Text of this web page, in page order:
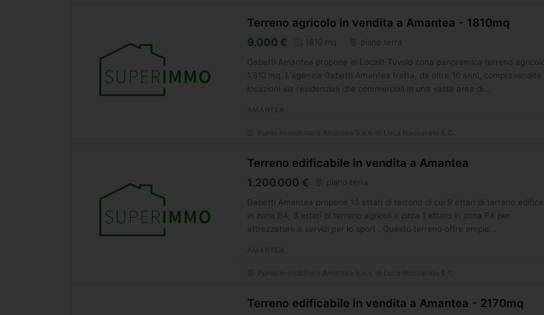
Terreno agricolo in vendita a Amantea - 1810mq
9.000 € 1810 mq piano terra
Gabetti Amantea propone in Localit Tuvolo zona panoramica terreno
1.810 mq. L'agenzia Gabetti Amantea tratta, da oltre 16 anni, compravendite
locazioni sia residenziali che commerciali in una vasta area di...
Terreno edificabile in vendita a Amantea
1.200.000 € piano terra
Gabetti Amantea propone 13 ettari di terreno di cui 9 ettari di terrano
in zona B4, 3 ettari di terreno agricoli e circa 1 ettaro in zona F4 per
attrezzature e servizi per lo sport . Questo terreno offre ampie...
Terreno edificabile in vendita a Amantea - 2170mq